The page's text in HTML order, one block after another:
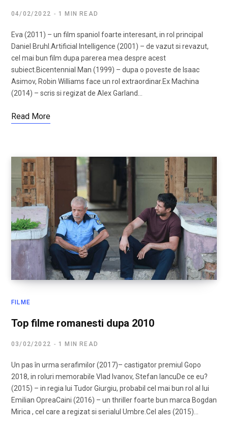
04/02/2022 1 MIN READ
Eva (2011) – un film spaniol foarte interesant, in rol principal
Daniel Bruhl.Artificial Intelligence (2001) – de vazut si revazut,
cel mai bun film dupa parerea mea despre acest
subiect.Bicentennial Man (1999) – dupa o poveste de Isaac
Asimov, Robin Williams face un rol extraordinar.Ex Machina
(2014) – scris si regizat de Alex Garland…
Read More
FILME
Top filme romanesti dupa 2010
03/02/2022 1 MIN READ
Un pas în urma serafimilor (2017)– castigator premiul Gopo
2018, in roluri memorabile Vlad Ivanov, Stefan IancuDe ce eu?
(2015) – in regia lui Tudor Giurgiu, probabil cel mai bun rol al lui
Emilian OpreaCaini (2016) – un thriller foarte bun marca Bogdan
Mirica , cel care a regizat si serialul Umbre.Cel ales (2015)…